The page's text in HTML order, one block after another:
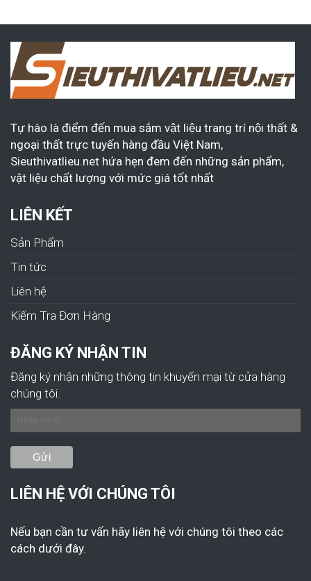
Tự hào là điểm đến mua sắm vật liệu trang trí nội thất &
ngoại thất trực tuyến hàng đầu Việt Nam,
Sieuthivatlieu.net hứa hẹn đem đến những sản phẩm,
vật liệu chất lượng với mức giá tốt nhất
LIÊN KẾT
Sản Phẩm
Tin tức
Liên hệ
Kiếm Tra Đơn Hàng
ĐĂNG KÝ NHẬN TIN
Đăng ký nhận những thông tin khuyến mại từ cửa hàng
chúng tôi.
LIÊN HỆ VỚI CHÚNG TÔI
Nếu bạn cần tư vấn hãy liên hệ với chúng tôi theo các
cách dưới đây.